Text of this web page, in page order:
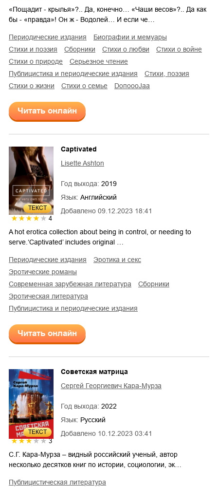
«Пощадит - крылья»?.. Да, конечно… «Чаши весов»?.. Да как
бы - «правда»! Он ж - Водолей… И если че…
периодические издания
биографии и мемуары
стихи и поэзия
сборники стихи о любви
стихи о войне
стихи о природе
серьезное чтение
публицистика и периодические издания
cтихи, поэзия
стихи о жизни
стихи о семье DoпоoоJaа
Читать онлайн
ТЕКСТ
4
Добавлено 09.12.2023 18:41
Captivated
Lisette Ashton
Год выхода: 2019
Язык: Английский
A hot erotica collection about being in control, or needing to
serve.‘Captivated’ includes original …
периодические издания
эротика и секс
эротические романы
современная зарубежная литература
сборники
эротическая литература
публицистика и периодические издания
Читать онлайн
ТЕКСТ
3
Добавлено 10.12.2023 03:41
Советская матрица
Сергей Георгиевич Кара-Мурза
Год выхода: 2022
Язык: Русский
С.Г. Кара-Мурза – видный российский ученый, автор
несколько десятков книг по истории, социологии, эк…
публицистическая литература